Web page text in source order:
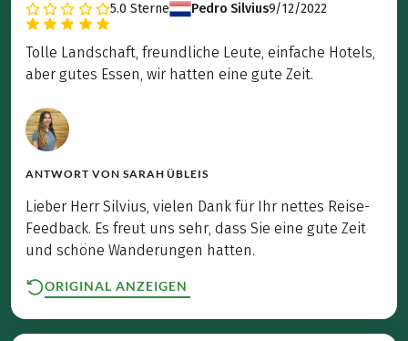
5.0 Sterne Pedro Silvius9/12/2022
Tolle Landschaft, freundliche Leute, einfache Hotels,
aber gutes Essen, wir hatten eine gute Zeit.
ANTWORT VON SARAH ÜBLEIS
Lieber Herr Silvius, vielen Dank für Ihr nettes Reise-
Feedback. Es freut uns sehr, dass Sie eine gute Zeit
und schöne Wanderungen hatten.
ORIGINAL ANZEIGEN